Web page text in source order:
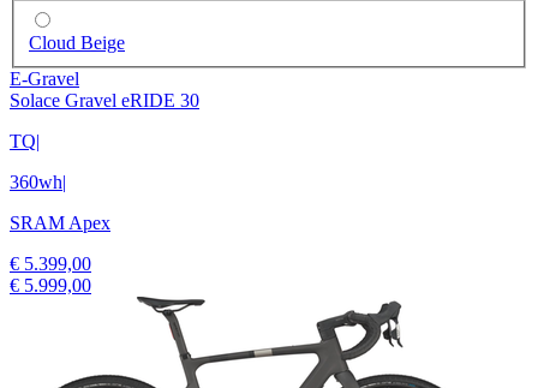
Cloud Beige
E-Gravel
Solace Gravel eRIDE 30
TQ|
360wh|
SRAM Apex
€ 5.399,00
€ 5.999,00